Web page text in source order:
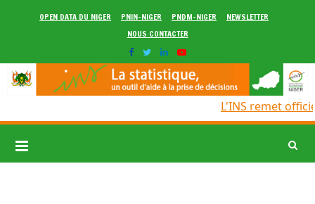
OPEN DATA DU NIGER PNIN-NIGER PNDM-NIGER
NEWSLETTER
NOUS CONTACTER
L'INS remet